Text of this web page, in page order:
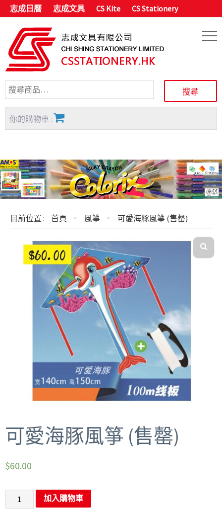
志成日曆 志成文具 CS Kite CS Stationery
你的購物車 :
目前位置 : 首頁 風箏 可愛海豚風箏 (售罄)
可愛海豚風箏 (售罄)
$60.00
加入購物車